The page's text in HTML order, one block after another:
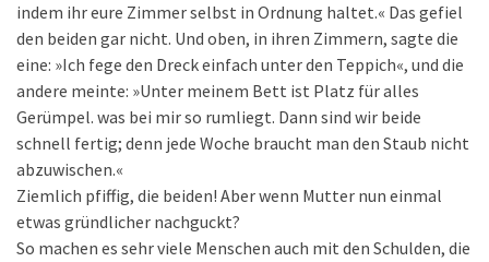
indem ihr eure Zimmer selbst in Ordnung haltet.« Das gefiel
den beiden gar nicht. Und oben, in ihren Zimmern, sagte die
eine: »Ich fege den Dreck einfach unter den Teppich«, und die
andere meinte: »Unter meinem Bett ist Platz für alles
Gerümpel. was bei mir so rumliegt. Dann sind wir beide
schnell fertig; denn jede Woche braucht man den Staub nicht
abzuwischen.«
Ziemlich pfiffig, die beiden! Aber wenn Mutter nun einmal
etwas gründlicher nachguckt?
So machen es sehr viele Menschen auch mit den Schulden, die